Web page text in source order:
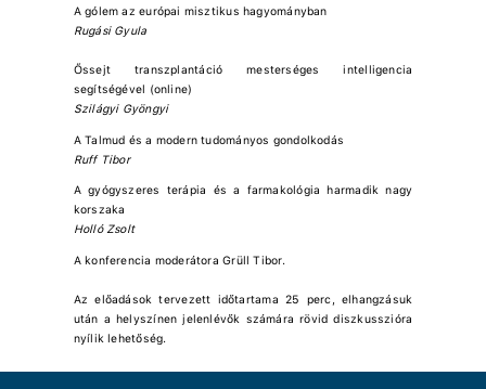
A gólem az európai misztikus hagyományban
Rugási Gyula
Őssejt transzplantáció mesterséges intelligencia
segítségével (online)
Szilágyi Gyöngyi
A Talmud és a modern tudományos gondolkodás
Ruff Tibor
A gyógyszeres terápia és a farmakológia harmadik nagy
korszaka
Holló Zsolt
A konferencia moderátora Grüll Tibor.
Az előadások tervezett időtartama 25 perc, elhangzásuk
után a helyszínen jelenlévők számára rövid diszkusszióra
nyílik lehetőség.